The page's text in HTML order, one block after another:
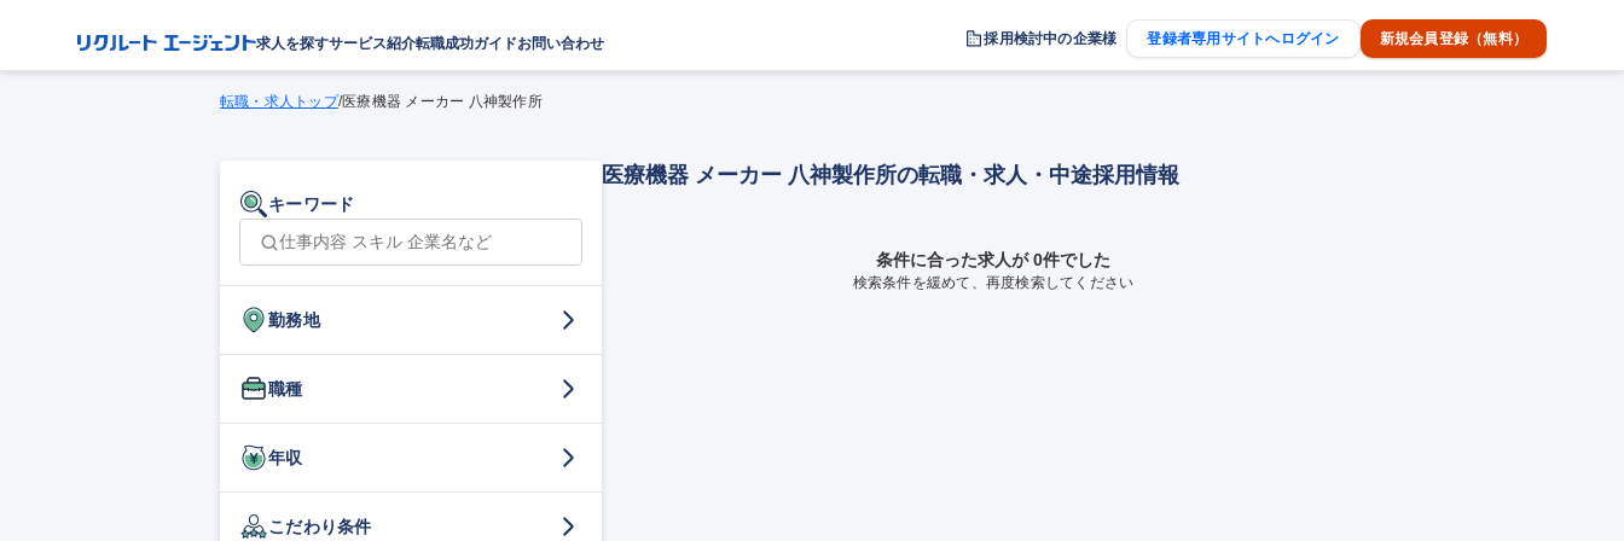
求人を探すサービス紹介転職成功ガイドお問い合わせ 採用検討中の企業様 登録者専用サイトへログイン 新規会員登録（無料）
転職・求人トップ/医療機器 メーカー 八神製作所
キーワード
勤務地
職種
年収
こだわり条件
医療機器 メーカー 八神製作所の転職・求人・中途採用情報
条件に合った求人が 0件でした
検索条件を緩めて、再度検索してください